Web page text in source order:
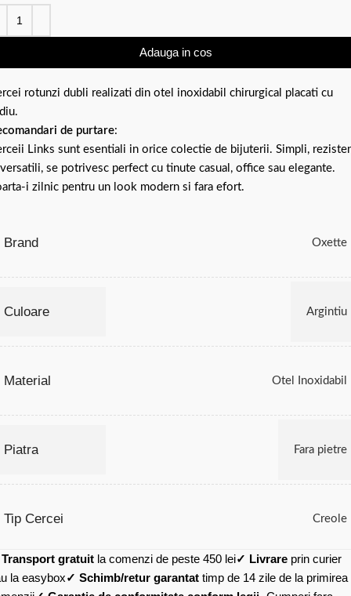
Adauga in cos
rotunzi dubli realizati din otel inoxidabil chirurgical placati cu
de purtare:
Links sunt esentiali in orice colectie de bijuterii. Simpli,
se potrivesc perfect cu tinute casual, office sau elegante.
i zilnic pentru un look modern si fara efort.
Brand Oxette
Culoare Argintiu
Material Otel Inoxidabil
Piatra Fara pietre
Tip Cercei Creole
Transport gratuit la comenzi de peste 450 lei✓ Livrare prin curier
la easybox✓ Schimb/retur garantat timp de 14 zile de la primirea